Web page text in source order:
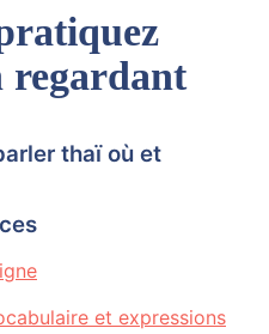
regardant
thaï où et